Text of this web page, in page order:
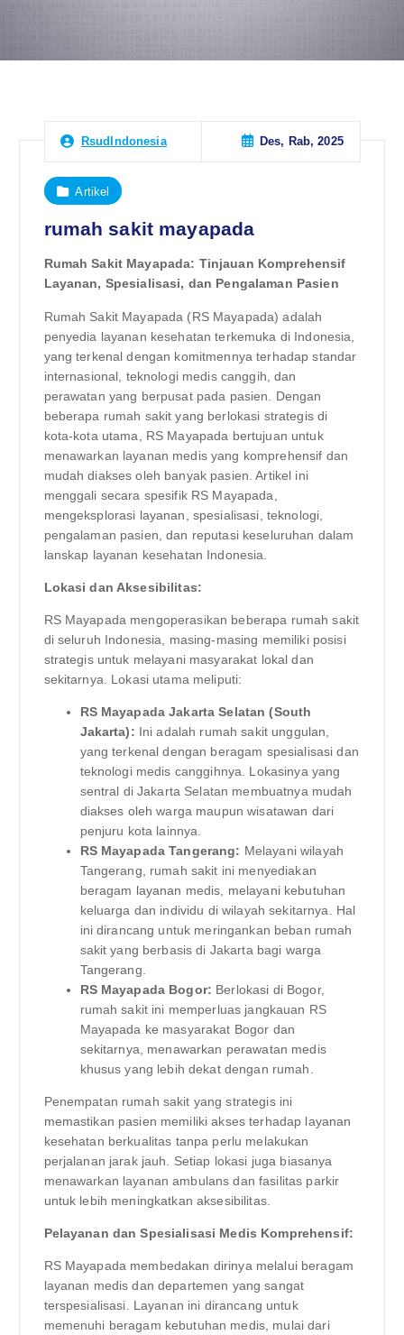
RsudIndonesia Des, Rab, 2025
Artikel
rumah sakit mayapada
Rumah Sakit Mayapada: Tinjauan Komprehensif
Layanan, Spesialisasi, dan Pengalaman Pasien
Rumah Sakit Mayapada (RS Mayapada) adalah
penyedia layanan kesehatan terkemuka di Indonesia,
yang terkenal dengan komitmennya terhadap standar
internasional, teknologi medis canggih, dan
perawatan yang berpusat pada pasien. Dengan
beberapa rumah sakit yang berlokasi strategis di
kota-kota utama, RS Mayapada bertujuan untuk
menawarkan layanan medis yang komprehensif dan
mudah diakses oleh banyak pasien. Artikel ini
menggali secara spesifik RS Mayapada,
mengeksplorasi layanan, spesialisasi, teknologi,
pengalaman pasien, dan reputasi keseluruhan dalam
lanskap layanan kesehatan Indonesia.
Lokasi dan Aksesibilitas:
RS Mayapada mengoperasikan beberapa rumah sakit
di seluruh Indonesia, masing-masing memiliki posisi
strategis untuk melayani masyarakat lokal dan
sekitarnya. Lokasi utama meliputi:
RS Mayapada Jakarta Selatan (South
Jakarta): Ini adalah rumah sakit unggulan,
yang terkenal dengan beragam spesialisasi dan
teknologi medis canggihnya. Lokasinya yang
sentral di Jakarta Selatan membuatnya mudah
diakses oleh warga maupun wisatawan dari
penjuru kota lainnya.
RS Mayapada Tangerang: Melayani wilayah
Tangerang, rumah sakit ini menyediakan
beragam layanan medis, melayani kebutuhan
keluarga dan individu di wilayah sekitarnya. Hal
ini dirancang untuk meringankan beban rumah
sakit yang berbasis di Jakarta bagi warga
Tangerang.
RS Mayapada Bogor: Berlokasi di Bogor,
rumah sakit ini memperluas jangkauan RS
Mayapada ke masyarakat Bogor dan
sekitarnya, menawarkan perawatan medis
khusus yang lebih dekat dengan rumah.
Penempatan rumah sakit yang strategis ini
memastikan pasien memiliki akses terhadap layanan
kesehatan berkualitas tanpa perlu melakukan
perjalanan jarak jauh. Setiap lokasi juga biasanya
menawarkan layanan ambulans dan fasilitas parkir
untuk lebih meningkatkan aksesibilitas.
Pelayanan dan Spesialisasi Medis Komprehensif:
RS Mayapada membedakan dirinya melalui beragam
layanan medis dan departemen yang sangat
terspesialisasi. Layanan ini dirancang untuk
memenuhi beragam kebutuhan medis, mulai dari